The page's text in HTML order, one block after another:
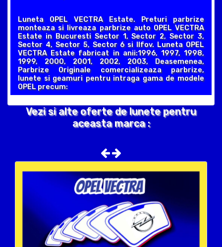
Luneta OPEL VECTRA Estate. Preturi parbrize
monteaza si livreaza parbrize auto OPEL VECTRA
Estate in Bucuresti Sector 1, Sector 2, Sector 3,
Sector 4, Sector 5, Sector 6 si Ilfov. Luneta OPEL
VECTRA Estate fabricat in anii:1996, 1997, 1998,
1999, 2000, 2001, 2002, 2003, Deasemenea,
Parbrize Originale comercializeaza parbrize,
lunete si geamuri pentru intraga gama de modele
OPEL precum:
Vezi si alte oferte de lunete pentru
aceasta marca :